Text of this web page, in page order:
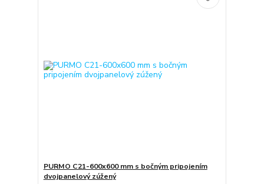
PURMO C21-600x600 mm s bočným pripojením
dvojpanelový zúžený